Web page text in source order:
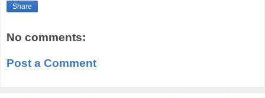
Share
No comments:
Post a Comment